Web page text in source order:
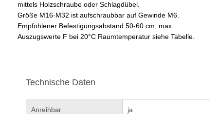
mittels Holzschraube oder Schlagdübel.
Größe M16-M32 ist aufschraubbar auf Gewinde M6.
Empfohlener Befestigungsabstand 50-60 cm, max.
Auszugswerte F bei 20°C Raumtemperatur siehe Tabelle.
Technische Daten
Anreihbar ja